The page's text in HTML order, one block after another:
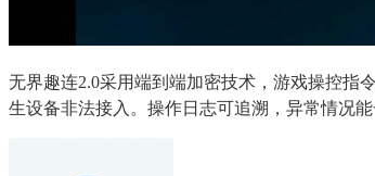
无界趣连2.0采用端到端加密技术，游戏操控指
生设备非法接入。操作日志可追溯，异常情况